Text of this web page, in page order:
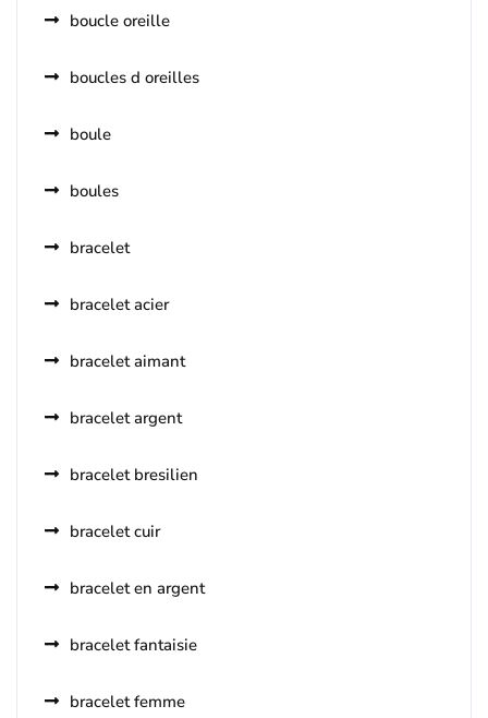
boucle oreille
boucles d oreilles
boule
boules
bracelet
bracelet acier
bracelet aimant
bracelet argent
bracelet bresilien
bracelet cuir
bracelet en argent
bracelet fantaisie
bracelet femme